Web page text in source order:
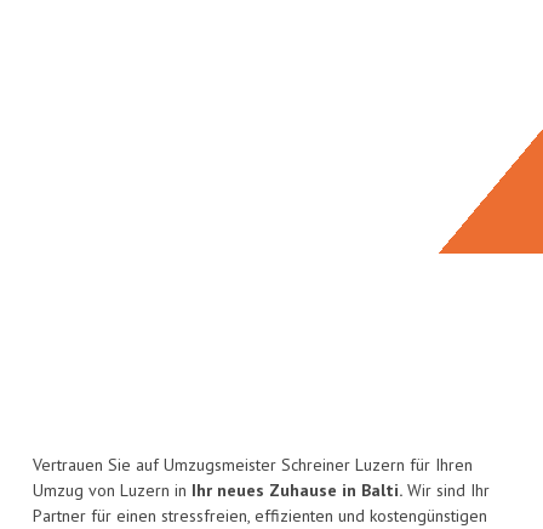
Vertrauen Sie auf Umzugsmeister Schreiner Luzern für Ihren
Umzug von Luzern in Ihr neues Zuhause in Balti. Wir sind Ihr
Partner für einen stressfreien, effizienten und kostengünstigen